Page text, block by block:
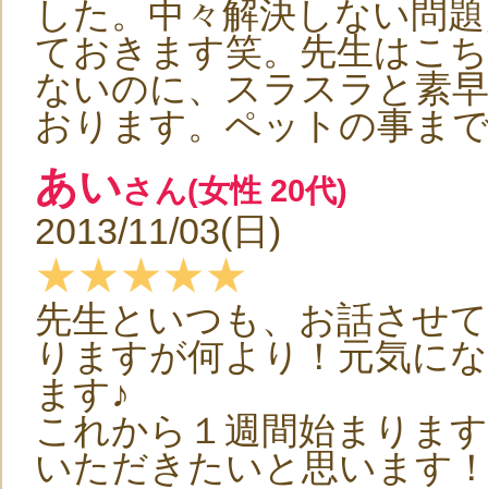
した。中々解決しない問
ておきます笑。先生はこ
ないのに、スラスラと素
おります。ペットの事ま
あいさん(女性 20代)
2013/11/03(日)
★★★★★
先生といつも、お話させ
りますが何より！元気に
ます♪
これから１週間始まりま
いただきたいと思います